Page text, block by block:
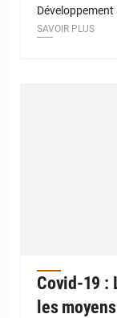
SAVOIR PLUS
Covid-19 :
les